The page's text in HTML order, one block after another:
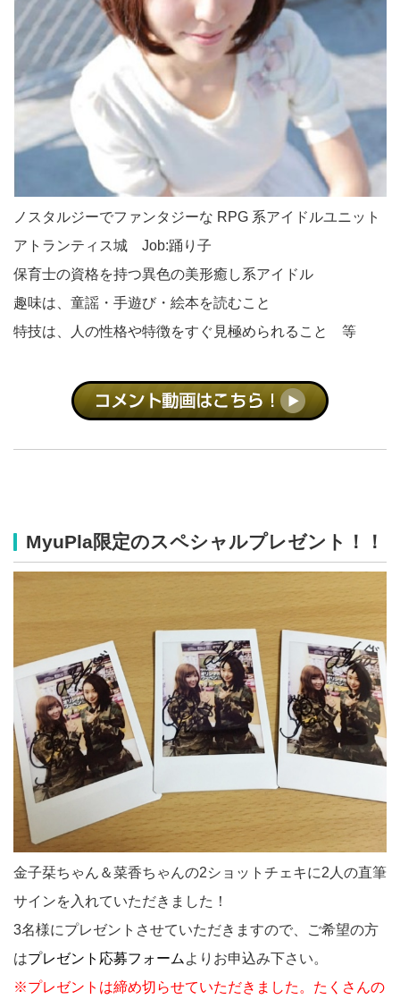
ノスタルジーでファンタジーな RPG 系アイドルユニット
アトランティス城 Job:踊り子
保育士の資格を持つ異色の美形癒し系アイドル
趣味は、童謡・手遊び・絵本を読むこと
特技は、人の性格や特徴をすぐ見極められること 等
MyuPla限定のスペシャルプレゼント！！
金子栞ちゃん＆菜香ちゃんの2ショットチェキに2人の直筆
サインを入れていただきました！
3名様にプレゼントさせていただきますので、ご希望の方
はプレゼント応募フォーム よりお申込み下さい。
※プレゼントは締め切らせていただきました。たくさんの